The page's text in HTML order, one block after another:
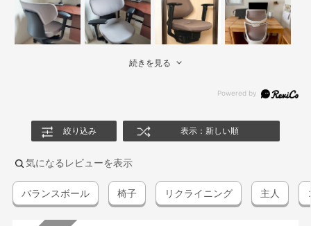
続きを見る
絞り込み 表示：新しい順
気になるレビューを表示
バランスボール 椅子 リクライニング 主人